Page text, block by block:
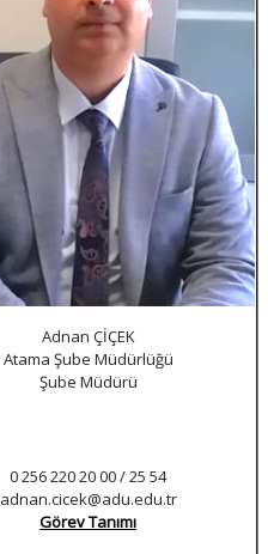
Adnan ÇİÇEK
Atama Şube Müdürlüğü
Şube Müdürü
0 256 220 20 00 / 25 54
adnan.cicek@adu.edu.tr
Görev Tanımı